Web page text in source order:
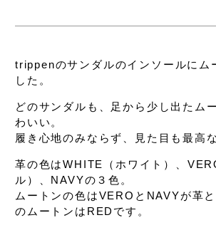
trippenのサンダルのインソールに ム
した。
どのサンダルも、 足から少し出たム
わいい。
履き心地のみならず、
見た目も最高
革の色はWHITE（ホワイト）、
ル）、 NAVYの３色。
ムートンの色はVEROとNAVYが革と
のムートンはREDです。